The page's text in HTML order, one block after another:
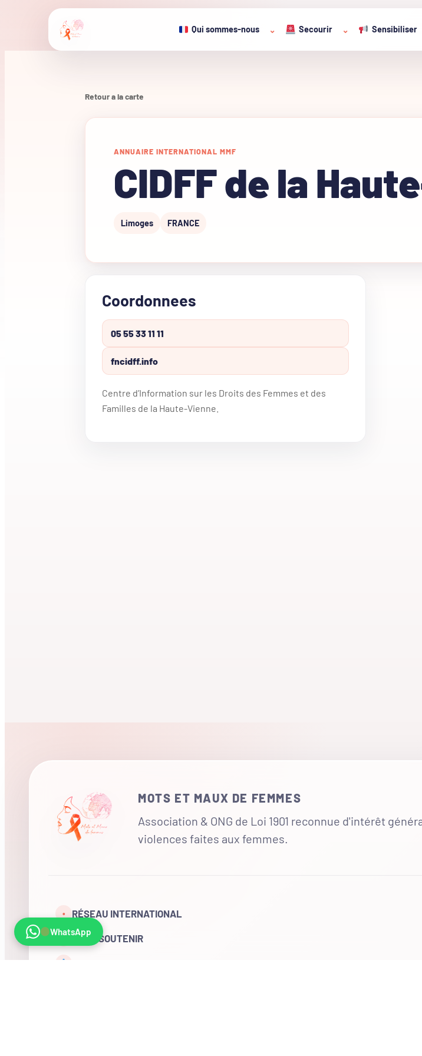
Qui sommes-nous ⌄ Secourir ⌄ Sensibiliser
Retour a la carte
ANNUAIRE INTERNATIONAL MMF
CIDFF de la
Limoges FRANCE
Coordonnees
05 55 33 11 11
fncidff.info
Centre d’Information sur les Droits des Femmes et des
Familles de la Haute-Vienne.
MOTS ET MAUX DE FEMMES
Association & ONG de Loi 1901 reconnue d'intérêt
violences faites aux femmes.
• RÉSEAU INTERNATIONAL
NOUS SOUTENIR
WhatsApp